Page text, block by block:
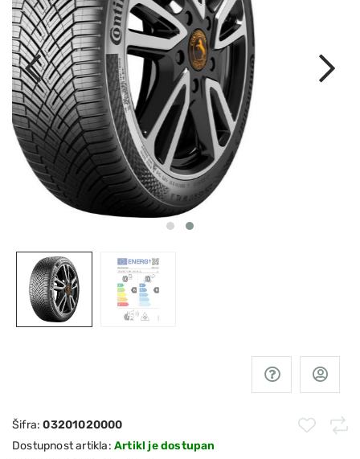
Šifra:03201020000
Dostupnost artikla: Artikl je dostupan